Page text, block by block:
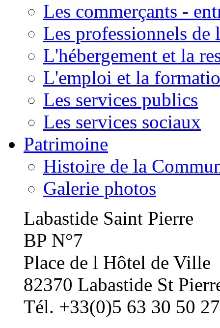
Les commerçants -
Les professionnels de
L'hébergement et la
L'emploi et la
Les services publics
Les services sociaux
Patrimoine
Histoire de la
Galerie photos
Labastide Saint Pierre
BP N°7
Place de l Hôtel de Ville
82370 Labastide St
Tél. +33(0)5 63 30 50 27